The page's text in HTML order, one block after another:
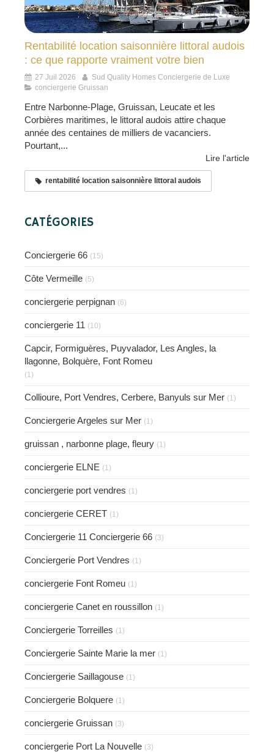
Rentabilité location saisonnière littoral audois
: ce que rapporte vraiment votre bien
27 Juil 2026
Sud Quality Homes Conciergerie de Luxe
conciergerie Gruissan
Entre Narbonne-Plage, Gruissan, Leucate et les
Corbières maritimes, le littoral audois attire chaque
année des centaines de milliers de vacanciers.
Pourtant,...
Lire l'article
rentabilité location saisonnière littoral audois
CATÉGORIES
Conciergerie 66 (15)
Côte Vermeille (5)
conciergerie perpignan (6)
conciergerie 11 (10)
Capcir, Formiguères, Puyvalador, Les Angles, la
llagonne, Bolquère, Font Romeu
(1)
Collioure, Port Vendres, Cerbere, Banyuls sur Mer (1)
Conciergerie Argeles sur Mer (1)
gruissan , narbonne plage, fleury (1)
conciergerie ELNE (1)
conciergerie port vendres (1)
conciergerie CERET (1)
Conciergerie 11 Conciergerie 66 (3)
Conciergerie Port Vendres (1)
conciergerie Font Romeu (1)
conciergerie Canet en roussillon (1)
Conciergerie Torreilles (1)
Conciergerie Sainte Marie la mer (1)
Conciergerie Saillagouse (1)
Conciergerie Bolquere (1)
conciergerie Gruissan (3)
conciergerie Port La Nouvelle (3)